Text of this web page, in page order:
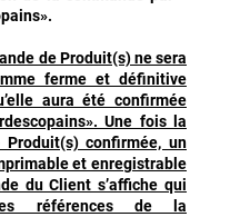
de Produit(s) ne sera
ferme et définitive
aura été confirmée
Une fois la
Produit(s) confirmée, un
et enregistrable
du Client s’affiche qui
références de la